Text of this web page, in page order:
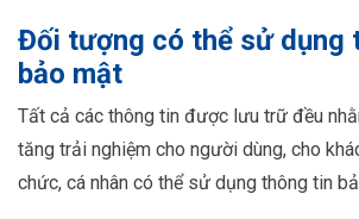
Đối tượng có thể sử dụng
bảo mật
Tất cả các thông tin được lưu trữ đều
tăng trải nghiệm cho người dùng, cho
chức, cá nhân có thể sử dụng thông tin